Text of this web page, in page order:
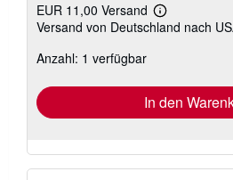
EUR 11,00 Versand
Weitere
Informationen
Versand von Deutschland nach
Anzahl: 1 verfügbar
In den